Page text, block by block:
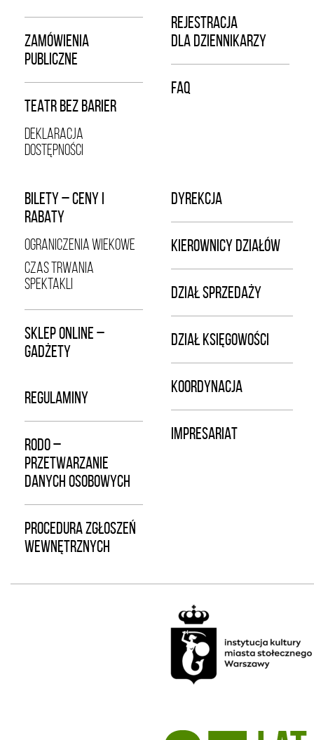
ZAMÓWIENIA
PUBLICZNE
TEATR BEZ BARIER
DEKLARACJA
DOSTĘPNOŚCI
REJESTRACJA
DLA DZIENNIKARZY
FAQ
BILETY – CENY I
RABATY
OGRANICZENIA WIEKOWE
CZAS TRWANIA
SPEKTAKLI
SKLEP ONLINE –
GADŻETY
REGULAMINY
RODO –
PRZETWARZANIE
DANYCH OSOBOWYCH
PROCEDURA ZGŁOSZEŃ
WEWNĘTRZNYCH
DYREKCJA
KIEROWNICY DZIAŁÓW
DZIAŁ SPRZEDAŻY
DZIAŁ KSIĘGOWOŚCI
KOORDYNACJA
IMPRESARIAT